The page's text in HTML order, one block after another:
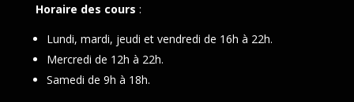
Horaire des cours :
Lundi, mardi, jeudi et vendredi de 16h à 22h.
Mercredi de 12h à 22h.
Samedi de 9h à 18h.